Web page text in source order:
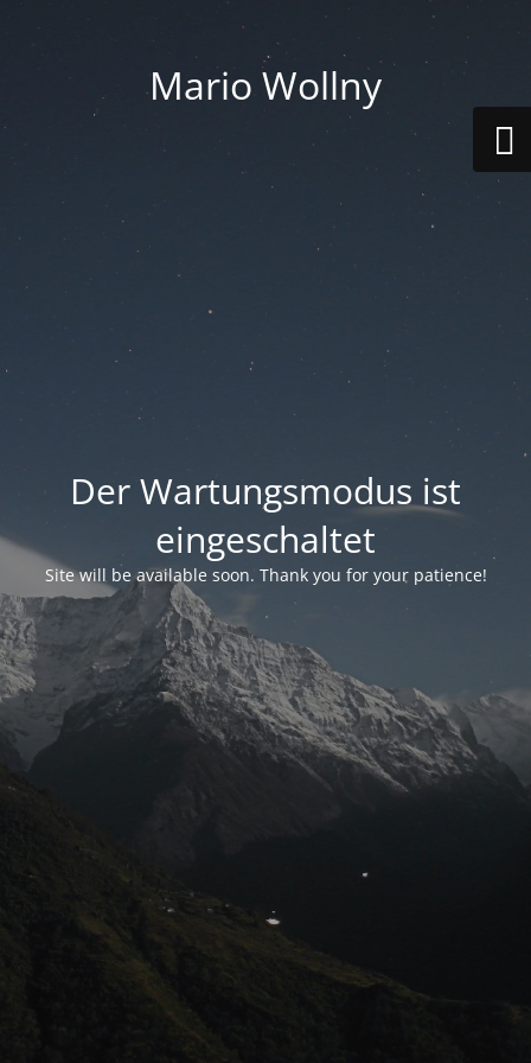
Mario Wollny
Der Wartungsmodus ist
eingeschaltet
Site will be available soon. Thank you for your patience!